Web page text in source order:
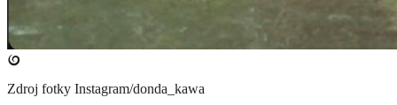
Zdroj fotky Instagram/donda_kawa